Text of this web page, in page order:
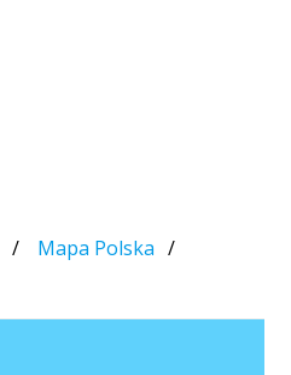
Mapa Polska